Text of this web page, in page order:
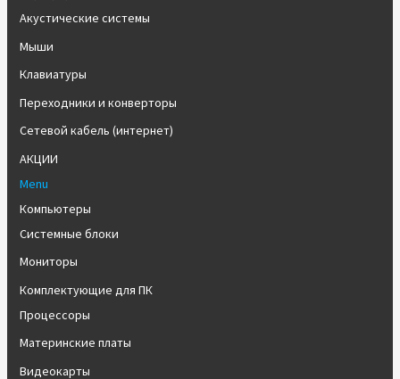
Акустические системы
Мыши
Клавиатуры
Переходники и конверторы
Сетевой кабель (интернет)
АКЦИИ
Menu
Компьютеры
Системные блоки
Мониторы
Комплектующие для ПК
Процессоры
Материнские платы
Видеокарты